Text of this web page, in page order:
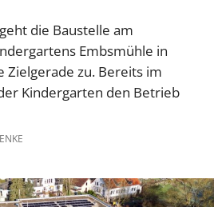
die Baustelle am
Embsmühle in
Zielgerade zu. Bereits im
Kindergarten den Betrieb